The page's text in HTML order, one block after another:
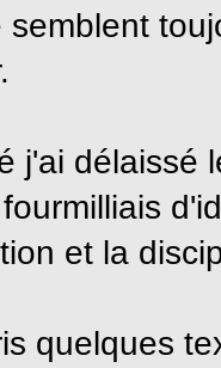
semblent
j'ai délaissé
et la
quelques